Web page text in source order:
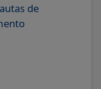
de